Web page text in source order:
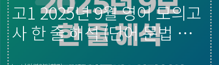
고1 2025년 9월 영어 모의고
사 한 줄 해석 (단어 문법 의미
완전분석)